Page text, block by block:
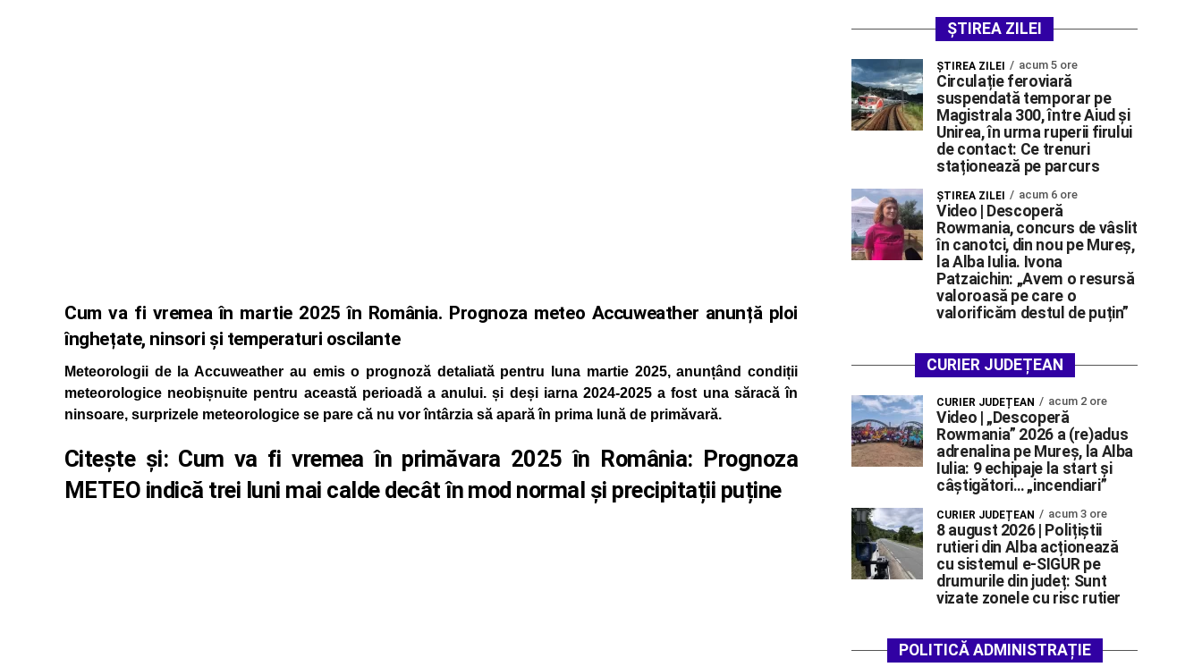
Cum va fi vremea în martie 2025 în România. Prognoza meteo Accuweather anunță ploi
înghețate, ninsori și temperaturi oscilante
Meteorologii de la Accuweather au emis o prognoză detaliată pentru luna martie 2025, anunțând condiții
meteorologice neobișnuite pentru această perioadă a anului. și deși iarna 2024-2025 a fost una săracă în
ninsoare, surprizele meteorologice se pare că nu vor întârzia să apară în prima lună de primăvară.
Citește și: Cum va fi vremea în primăvara 2025 în România: Prognoza
METEO indică trei luni mai calde decât în mod normal și precipitații puține
ȘTIREA ZILEI
ŞTIREA ZILEI acum 5 ore
Circulație feroviară
suspendată temporar pe
Magistrala 300, între Aiud și
Unirea, în urma ruperii firului
de contact: Ce trenuri
staționează pe parcurs
ŞTIREA ZILEI acum 6 ore
Video | Descoperă
Rowmania, concurs de vâslit
în canotci, din nou pe Mureș,
la Alba Iulia. Ivona
Patzaichin: „Avem o resursă
valoroasă pe care o
valorificăm destul de puțin”
CURIER JUDEȚEAN
CURIER JUDEȚEAN acum 2 ore
Video | „Descoperă
Rowmania” 2026 a (re)adus
adrenalina pe Mureș, la Alba
Iulia: 9 echipaje la start și
câștigători… „incendiari”
CURIER JUDEȚEAN acum 3 ore
8 august 2026 | Polițiștii
rutieri din Alba acționează
cu sistemul e-SIGUR pe
drumurile din județ: Sunt
vizate zonele cu risc rutier
POLITICĂ ADMINISTRAȚIE